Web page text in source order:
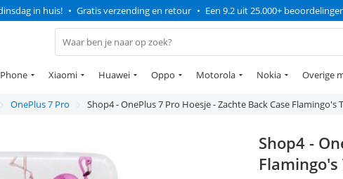
in huis! • Gratis verzending en retour • Een 9.2 uit 25.000+
Xiaomi Huawei Oppo Motorola Nokia Overige
OnePlus 7 Pro Shop4 - OnePlus 7 Pro Hoesje - Zachte Back Case Flamingo's
Shop4 -